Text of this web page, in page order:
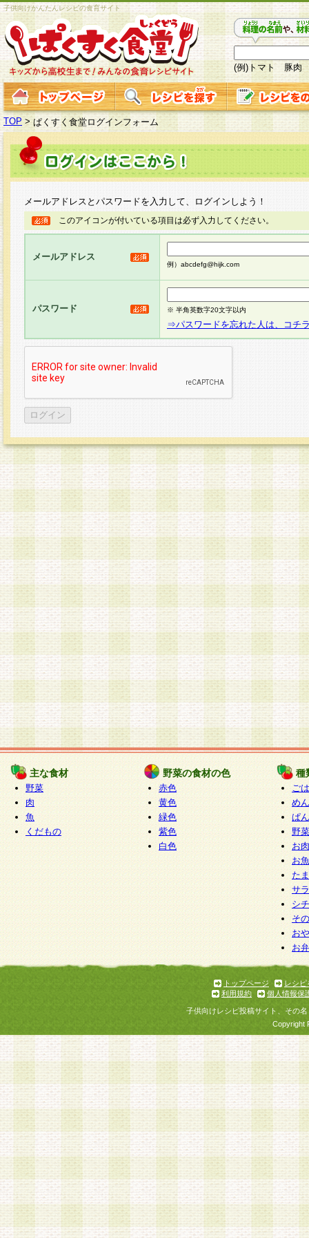
子供向けかんたんレシピの食育サイト
(例)トマト 豚肉
TOP > ぱくすく食堂ログインフォーム
メールアドレスとパスワードを入力して、ログインしよう！
このアイコンが付いている項目は必ず入力してください。
メールアドレス
例）abcdefg@hijk.com
パスワード ※ 半角英数字20文字以内
⇒パスワードを忘れた人は、コチ
主な食材
野菜
肉
魚
くだもの
野菜の食材の色
赤色
黄色
緑色
紫色
白色
種
ご
めん
ぱん
野
お
お
た
サ
シ
そ
お
お
トップページ
レシピ
利用規約
個人情報保
子供向けレシピ投稿サイト、その
Copyright